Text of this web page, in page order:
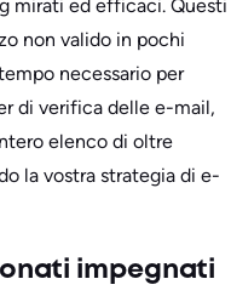
mirati ed efficaci. Questi
non valido in pochi
necessario per
di verifica delle e-mail,
elenco di oltre
la vostra strategia di e-
impegnati